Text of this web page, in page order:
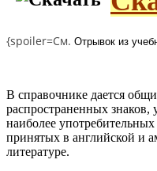
{spoiler=См. Отрывок из
В справочнике дается
распространенных знаков,
наиболее
принятых в английской и
литературе.